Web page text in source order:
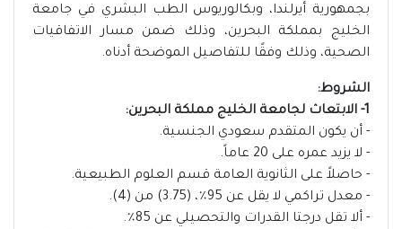
بجمهورية أيرلندا، وبكالوريوس الطب البشري في جامعة
الخليج بمملكة البحرين، وذلك ضمن مسار الاتفاقيات
الصحية، وذلك وفقًا للتفاصيل الموضحة أدناه.
الشروط:
1- الابتعاث لجامعة الخليج مملكة البحرين:
- أن يكون المتقدم سعودي الجنسية.
- لا يزيد عمره على 20 عاماً.
- حاصلاً على الثانوية العامة قسم العلوم الطبيعية.
- معدل تراكمي لا يقل عن 95٪، (3.75) من (4).
- ألا تقل درجتا القدرات والتحصيلي عن 85٪؜.